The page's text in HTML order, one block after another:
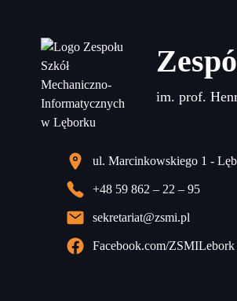
im. prof.
ul. Marcinkowskiego 1 -
+48 59 862 – 22 – 95
sekretariat@zsmi.pl
Facebook.com/ZSMILebork